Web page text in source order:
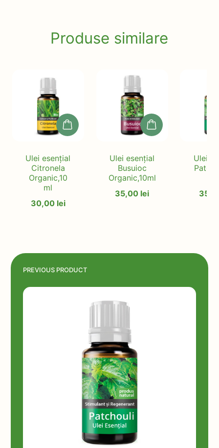
Produse similare
Ulei esențial
Citronela
Organic,10
ml
30,00 lei
Ulei esențial
Busuioc
Organic,10ml
35,00 lei
Ulei
PREVIOUS PRODUCT